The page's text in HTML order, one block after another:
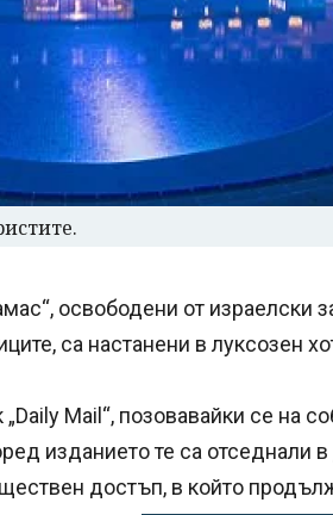
освободени от израелски
са настанени в луксозен
Mail“, позовавайки се на
изданието те са отседнали
достъп, в който